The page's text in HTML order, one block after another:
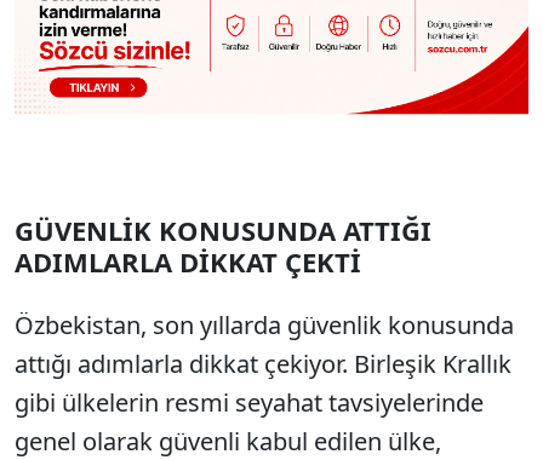
GÜVENLİK KONUSUNDA ATTIĞI
ADIMLARLA DİKKAT ÇEKTİ
Özbekistan, son yıllarda güvenlik konusunda
attığı adımlarla dikkat çekiyor. Birleşik Krallık
gibi ülkelerin resmi seyahat tavsiyelerinde
genel olarak güvenli kabul edilen ülke,